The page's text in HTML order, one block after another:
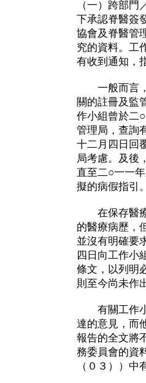
（一）跨部
下承認脊醫簽
協會及脊醫管
究的資料。工
有收到通知，
一般而言，
關的註冊及監
作小組曾於二
管理局，查詢
十二月四日回
局考慮。及後
直至二○一一
擬的病假指引。
在保存醫療
的醫療病歷，
並沒有明確要
四日向工作小
條文，以列明
則至今尚未作
有關工作小
達的意見，而
報告的全文將
務委員會的資
（０３））中